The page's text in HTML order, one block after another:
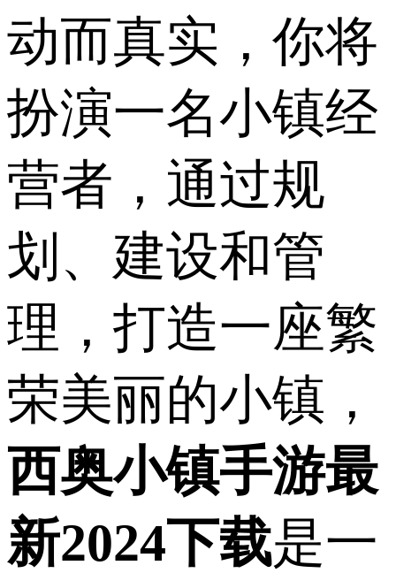
动而真实，你将
扮演一名小镇经
营者，通过规
划、建设和管
理，打造一座繁
荣美丽的小镇，
西奥小镇手游最
新2024下载是一